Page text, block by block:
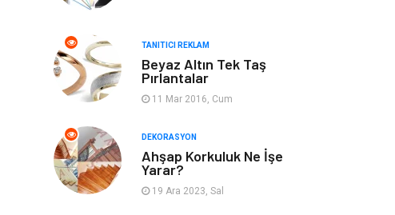
Maden ve Metal İnternet
Plastik
Endüstriyel
Bebek Giyim Ambalaj
TANITICI REKLAM
Beyaz Altın Tek Taş
Pırlantalar
11 Mar 2016, Cum
DEKORASYON
Ahşap Korkuluk Ne İşe
Yarar?
19 Ara 2023, Sal